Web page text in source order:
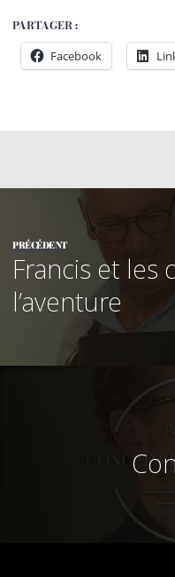
PARTAGER :
Facebook
PRÉCÉDENT
Francis et les
l’aventure